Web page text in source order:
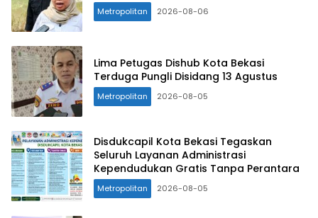
Metropolitan 2026-08-06
Lima Petugas Dishub Kota Bekasi
Terduga Pungli Disidang 13 Agustus
Metropolitan 2026-08-05
Disdukcapil Kota Bekasi Tegaskan
Seluruh Layanan Administrasi
Kependudukan Gratis Tanpa Perantara
Metropolitan 2026-08-05